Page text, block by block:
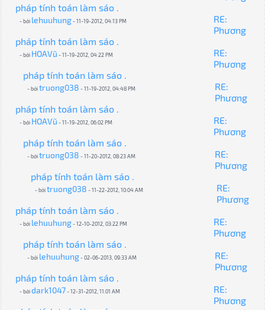
pháp tính toán làm sáo .
- bởi lehuuhung- 11-19-2012, 04:13 PM
RE:
Phương
pháp tính toán làm sáo .
- bởi HOAVũ - 11-19-2012, 04:22 PM
RE:
Phương
pháp tính toán làm sáo .
- bởitruong038 - 11-19-2012, 04:48 PM
RE:
Phương
pháp tính toán làm sáo .
- bởi HOAVũ - 11-19-2012, 06:02 PM
RE:
Phương
pháp tính toán làm sáo .
- bởitruong038 - 11-20-2012, 08:23 AM
RE:
Phương
pháp tính toán làm sáo .
- bởitruong038 - 11-22-2012, 10:04 AM
RE:
Phương
pháp tính toán làm sáo .
- bởi lehuuhung- 12-10-2012, 03:22 PM
RE:
Phương
pháp tính toán làm sáo .
- bởi lehuuhung- 02-06-2013, 09:33 AM
RE:
Phương
pháp tính toán làm sáo .
- bởidark1047 - 12-31-2012, 11:01 AM
RE:
Phương